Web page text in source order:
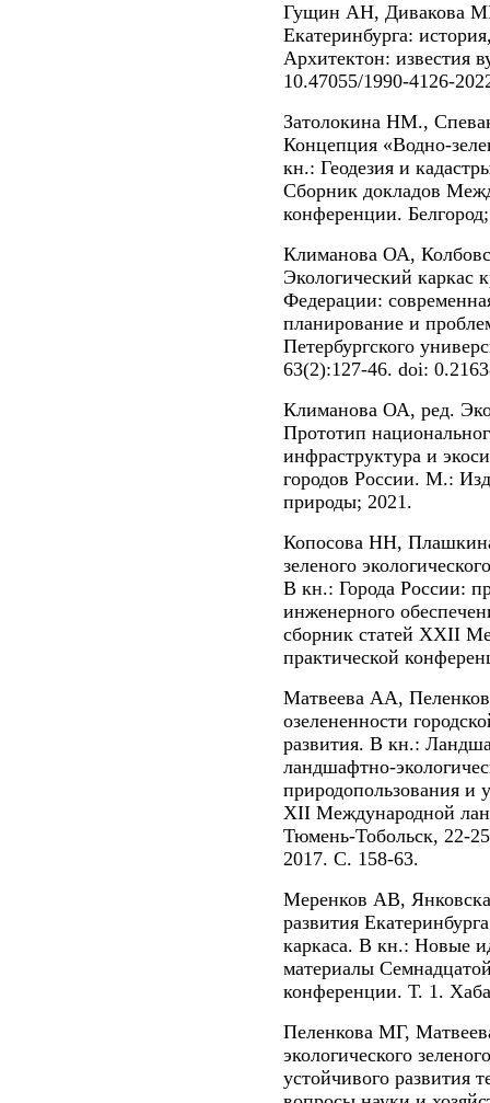
Гущин АН, Дивакова
Екатеринбурга:
Архитектон: известия
10.47055/1990-4126-
Затолокина НМ.,
Концепция «Водно-
кн.: Геодезия и
Сборник докладов
конференции.
Климанова ОА,
Экологический каркас
Федерации:
планирование и
Петербургского
63(2):127-46. doi:
Климанова ОА, ред.
Прототип
инфраструктура и
городов России. М.:
природы; 2021.
Копосова НН,
зеленого
В кн.: Города России:
инженерного
сборник статей XXII
практической
Матвеева АА,
озелененности
развития. В кн.:
ландшафтно-
природопользования и
XII Международной
Тюмень-Тобольск, 22-
2017. С. 158-63.
Меренков АВ,
развития
каркаса. В кн.: Новые
материалы
конференции. Т. 1.
Пеленкова МГ,
экологического
устойчивого развития